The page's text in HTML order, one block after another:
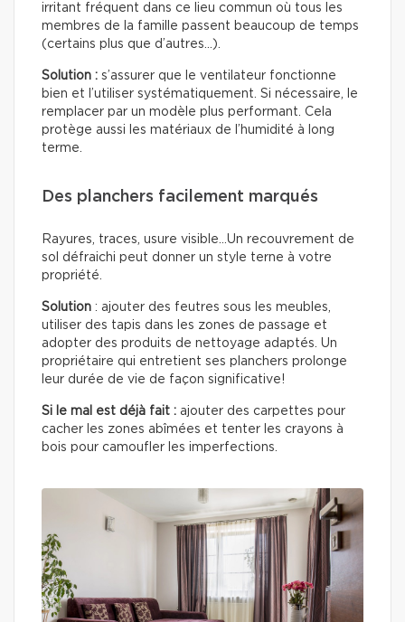
irritant fréquent dans ce lieu commun où tous les
membres de la famille passent beaucoup de temps
(certains plus que d’autres…).
Solution : s’assurer que le ventilateur fonctionne
bien et l’utiliser systématiquement. Si nécessaire, le
remplacer par un modèle plus performant. Cela
protège aussi les matériaux de l’humidité à long
terme.
Des planchers facilement marqués
Rayures, traces, usure visible…Un recouvrement de
sol défraichi peut donner un style terne à votre
propriété.
Solution : ajouter des feutres sous les meubles,
utiliser des tapis dans les zones de passage et
adopter des produits de nettoyage adaptés. Un
propriétaire qui entretient ses planchers prolonge
leur durée de vie de façon significative!
Si le mal est déjà fait : ajouter des carpettes pour
cacher les zones abîmées et tenter les crayons à
bois pour camoufler les imperfections.